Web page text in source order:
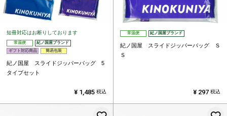
短冊対応はお断りしております
常温便
紀ノ国屋ブランド
ギフト対応商品
簡易包装
紀ノ国屋 スライドジッパーバッグ 5
タイプセット
¥ 1,485 税込
常温便 紀ノ国屋ブランド
紀ノ国屋 スライドジッパーバッグ Ｓ
Ｓ
¥ 297 税込